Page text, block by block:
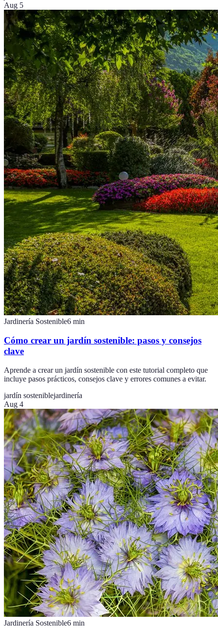
Aug 5
Jardinería Sostenible6 min
Cómo crear un jardín sostenible: pasos y consejos
clave
Aprende a crear un jardín sostenible con este tutorial completo que
incluye pasos prácticos, consejos clave y errores comunes a evitar.
jardín sosteniblejardinería
Aug 4
Jardinería Sostenible6 min